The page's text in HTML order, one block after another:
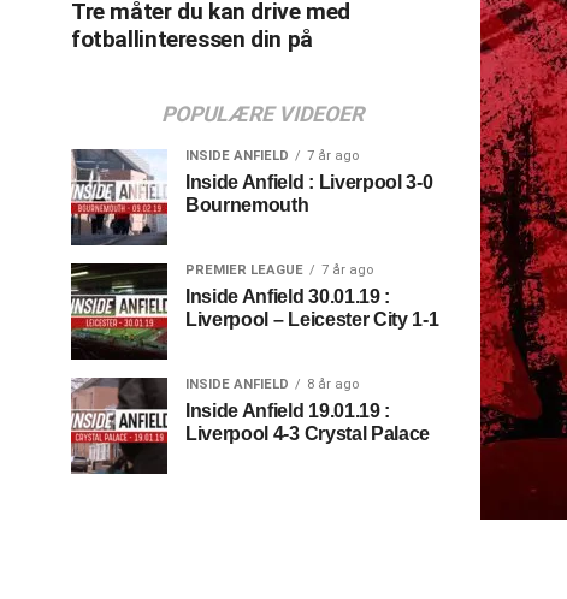
Tre måter du kan drive med
fotballinteressen din på
POPULÆRE VIDEOER
INSIDE ANFIELD 7 år ago
Inside Anfield : Liverpool 3-0
Bournemouth
PREMIER LEAGUE 7 år ago
Inside Anfield 30.01.19 :
Liverpool – Leicester City 1-1
INSIDE ANFIELD 8 år ago
Inside Anfield 19.01.19 :
Liverpool 4-3 Crystal Palace